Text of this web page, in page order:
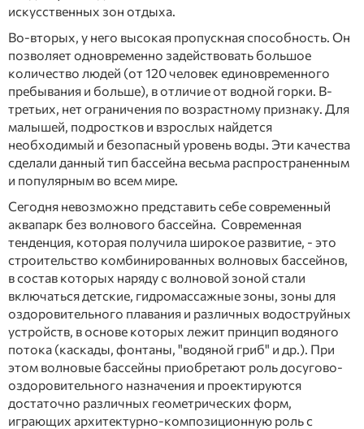
искусственных зон отдыха.
Во-вторых, у него высокая пропускная способность. Он
позволяет одновременно задействовать большое
количество людей (от 120 человек единовременного
пребывания и больше), в отличие от водной горки. В-
третьих, нет ограничения по возрастному признаку. Для
малышей, подростков и взрослых найдется
необходимый и безопасный уровень воды. Эти качества
сделали данный тип бассейна весьма распространенным
и популярным во всем мире.
Сегодня невозможно представить себе современный
аквапарк без волнового бассейна. Современная
тенденция, которая получила широкое развитие, - это
строительство комбинированных волновых бассейнов,
в состав которых наряду с волновой зоной стали
включаться детские, гидромассажные зоны, зоны для
оздоровительного плавания и различных водоструйных
устройств, в основе которых лежит принцип водяного
потока (каскады, фонтаны, "водяной гриб" и др.). При
этом волновые бассейны приобретают роль досугово-
оздоровительного назначения и проектируются
достаточно различных геометрических форм,
играющих архитектурно-композиционную роль с